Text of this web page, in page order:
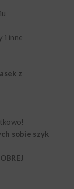
i inne
z
sobie szyk